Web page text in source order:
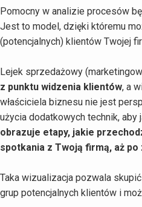
Pomocny w analizie procesów
Jest to model, dzięki któremu
(potencjalnych) klientów Twojej
Lejek sprzedażowy
z punktu widzenia klientów, a
właściciela biznesu nie jest
użycia dodatkowych technik, aby
obrazuje etapy, jakie
spotkania z Twoją firmą, aż
Taka wizualizacja pozwala
grup potencjalnych klientów i